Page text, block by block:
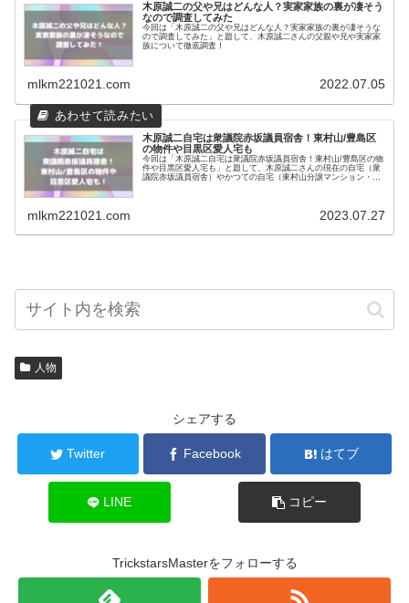
木原誠二の父や兄はどんな人？実家家族の裏が凄そう
なので調査してみた
今回は「木原誠二の父や兄はどんな人？実家家族の裏が凄そうな
ので調査してみた」と題して、木原誠二さんの父親や兄や実家家
族について徹底調査！
mlkm221021.com 2022.07.05
木原誠二自宅は衆議院赤坂議員宿舎！東村山/豊島区
の物件や目黒区愛人宅も
今回は「木原誠二自宅は衆議院赤坂議員宿舎！東村山/豊島区の物
件や目黒区愛人宅も」と題して、木原誠二さんの現在の自宅（衆
議院赤坂議員宿舎）やかつての自宅（東村山分譲マンション・豊
mlkm221021.com 2023.07.27
人物
シェアする
Twitter Facebook はてブ
LINE コピー
TrickstarsMasterをフォローする